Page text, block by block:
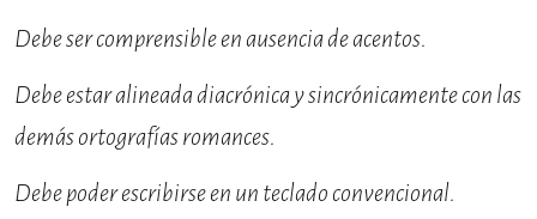
Debe ser comprensible en ausencia de acentos.
Debe estar alineada diacrónica y sin­crónicamente con las
demás ortografías romances.
Debe poder escribirse en un teclado con­vencional.